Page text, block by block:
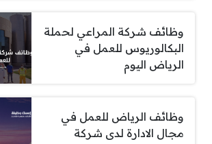
وظائف شركة المراعي لحملة
البكالوريوس للعمل في
الرياض اليوم
وظائف الرياض للعمل في
مجال الادارة لدى شركة